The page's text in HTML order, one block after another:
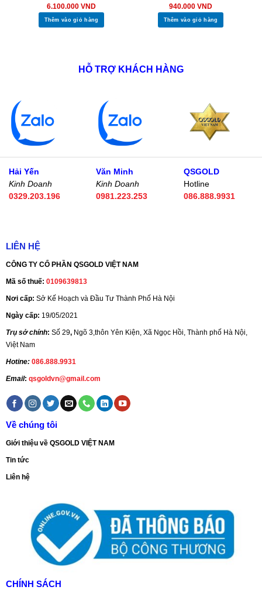
6.100.000 VND
Thêm vào giỏ hàng
940.000 VND
Thêm vào giỏ hàng
HỖ TRỢ KHÁCH HÀNG
Hải Yến
Kinh Doanh
0329.203.196
Văn Minh
Kinh Doanh
0981.223.253
QSGOLD
Hotline
086.888.9931
LIÊN HỆ
CÔNG TY CỔ PHẦN QSGOLD VIỆT NAM
Mã số thuế: 0109639813
Nơi cấp: Sở Kế Hoạch và Đầu Tư Thành Phố Hà Nội
Ngày cấp: 19/05/2021
Trụ sở chính: Số 29, Ngõ 3,thôn Yên Kiện, Xã Ngọc Hồi, Thành phố Hà Nội,
Việt Nam
Hotine: 086.888.9931
Email: qsgoldvn@gmail.com
Về chúng tôi
Giới thiệu về QSGOLD VIỆT NAM
Tin tức
Liên hệ
CHÍNH SÁCH